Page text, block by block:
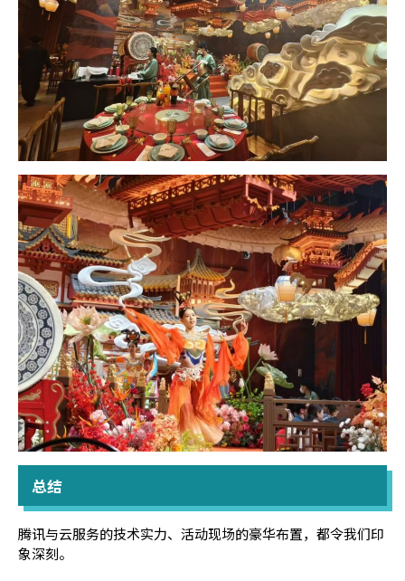
总结
腾讯与云服务的技术实力、活动现场的豪华布置，都令我们印
象深刻。